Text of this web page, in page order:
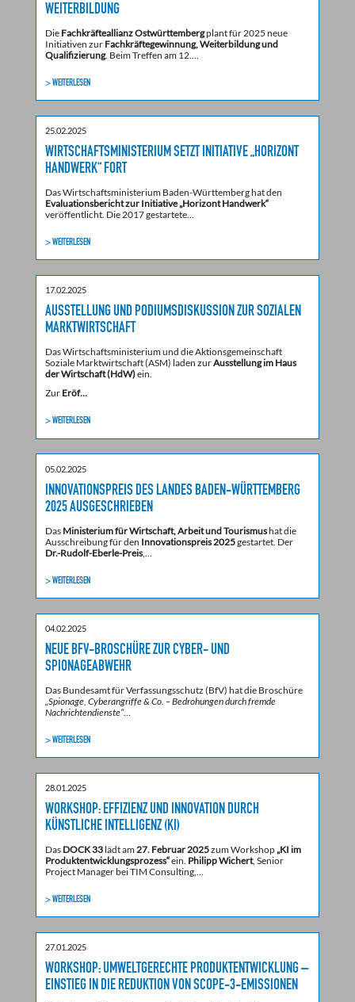
WEITERBILDUNG
Die Fachkräfteallianz Ostwürttembergplant für 2025 neue
Initiativen zur Fachkräftegewinnung, Weiterbildung und
Qualifizierung. Beim Treffen am 12.…
> WEITERLESEN
25.02.2025
WIRTSCHAFTSMINISTERIUM SETZT INITIATIVE „HORIZONT
HANDWERK“ FORT
Das Wirtschaftsministerium Baden-Württemberg hat den
Evaluationsbericht zur Initiative „Horizont Handwerk“
veröffentlicht. Die 2017 gestartete…
> WEITERLESEN
17.02.2025
AUSSTELLUNG UND PODIUMSDISKUSSION ZUR SOZIALEN
MARKTWIRTSCHAFT
Das Wirtschaftsministerium und die Aktionsgemeinschaft
Soziale Marktwirtschaft (ASM) laden zurAusstellung im Haus
der Wirtschaft (HdW)ein.
Zur Eröf…
> WEITERLESEN
05.02.2025
INNOVATIONSPREIS DES LANDES BADEN-WÜRTTEMBERG
2025 AUSGESCHRIEBEN
Das Ministerium für Wirtschaft, Arbeit und Tourismushat die
Ausschreibung für den Innovationspreis 2025gestartet. Der
Dr.-Rudolf-Eberle-Preis
> WEITERLESEN
04.02.2025
NEUE BFV-BROSCHÜRE ZUR CYBER- UND
SPIONAGEABWEHR
Das Bundesamt für Verfassungsschutz (BfV) hat die Broschüre
„Spionage, Cyberangriffe & Co. – Bedrohungen durch fremde
Nachrichtendienste“…
> WEITERLESEN
28.01.2025
WORKSHOP: EFFIZIENZ UND INNOVATION DURCH
KÜNSTLICHE INTELLIGENZ (KI)
Das DOCK 33 lädt am27. Februar 2025zum Workshop „KI im
Produktentwicklungsprozess“ein. Philipp Wichert, Senior
Project Manager bei TIM Consulting,…
> WEITERLESEN
27.01.2025
WORKSHOP: UMWELTGERECHTE PRODUKTENTWICKLUNG –
EINSTIEG IN DIE REDUKTION VON SCOPE-3-EMISSIONEN